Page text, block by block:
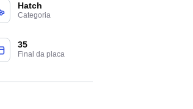
Hatch
Categoria
35
Final da placa